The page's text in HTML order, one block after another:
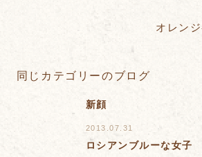
オレン
同じカテゴリーのブログ
新顔
2013.07.31
ロシアンブルーな女子